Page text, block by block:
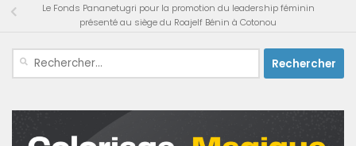
Le Fonds Pananetugri pour la promotion du leadership féminin
présenté au siège du Roajelf Bénin à Cotonou
Rechercher :